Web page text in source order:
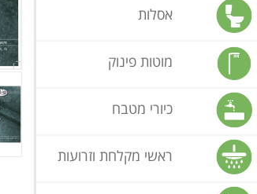
אסלות
מוטות פינוק
כיורי מטבח
ראשי מקלחת וזרועות